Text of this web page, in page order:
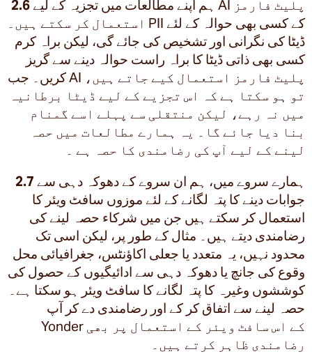
2.6
استعمال کر سکتے ہیں۔ PII کے کسی بھی حوالہ کے لئے
ڈیٹا کی نگرانی اور تشخیص کی جائے گی، لیکن براہ کرم
کسی بھی ذاتی ڈیٹا کا براہ راست حوالہ دینے سے گریز
کریں۔ جب AI پلیٹ فارمز استعمال کیے جاتے ہیں،
تو ہو سکتا ہے کہ اس تجزیے کے لیے ڈیٹا برطانیہ
میں نہ رہے، لیکن منتقلی سے پہلے اسے گمنام
بنا دیا جائے گا۔ یہ ہمارے مطالعات میں حصہ
لینے کے لیے آپ کی رضامندی کا حصہ ہے ۔
2.7
جوابات دینے کا پتہ لگانے کے لئے موزوں سافٹ ویئر کا
استعمال کر سکتے ہیں جن میں شرکاء حصہ لینے کی
رضامندی دیتے ہیں۔ مثال کے طور پر، لیکن اسی تک
محدود نہیں، یہ متعدد یا جعلی اکاؤنٹس، جغرافیائی محل
وقوع کی جانچ یا دھوکہ دہی سے ادائیگیوں کے حصول کی
کوششوں وغیرہ کا پتہ لگانے کا سافٹ ویئر ہو سکتا ہے۔
حصہ لینے سے اتفاق کر کے اور رضامندی دے کر آپ
Yonder کے اس سافٹ ویئر کے استعمال پر بھی
رضامندی ظاہر کرتے ہیں۔